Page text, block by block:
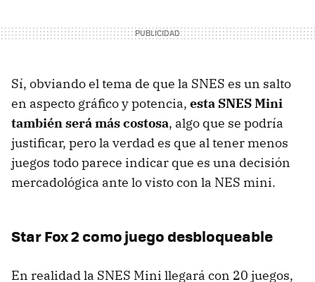
Sí, obviando el tema de que la SNES es un salto
en aspecto gráfico y potencia, esta SNES Mini
también será más costosa, algo que se podría
justificar, pero la verdad es que al tener menos
juegos todo parece indicar que es una decisión
mercadológica ante lo visto con la NES mini.
Star Fox 2 como juego desbloqueable
En realidad la SNES Mini llegará con 20 juegos,